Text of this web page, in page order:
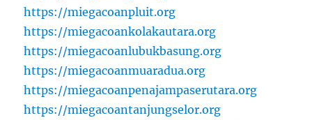
https://miegacoanpluit.org
https://miegacoankolakautara.org
https://miegacoanlubukbasung.org
https://miegacoanmuaradua.org
https://miegacoanpenajampaserutara.org
https://miegacoantanjungselor.org